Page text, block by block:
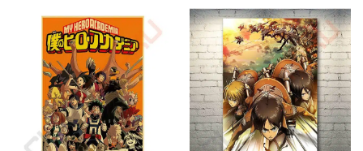
a
plusieurs
variations.
Les
options
peuvent
être
choisies
a
plusieurs
variations.
Les
options
peuvent
être
choisies